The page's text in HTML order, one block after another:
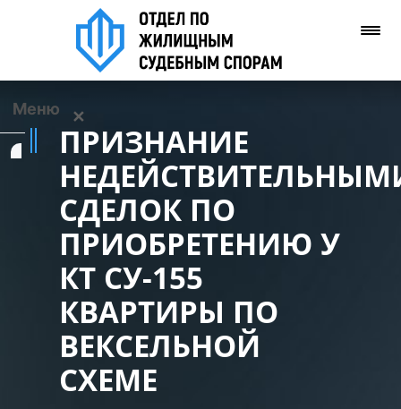
Меню ✕
Задать вопрос
Позвонить нам
ПРИЗНАНИЕ
СДЕЛОК ПО
ПРИОБРЕТЕНИЮ У
КТ СУ-155
КВАРТИРЫ ПО
ВЕКСЕЛЬНОЙ
СХЕМЕ